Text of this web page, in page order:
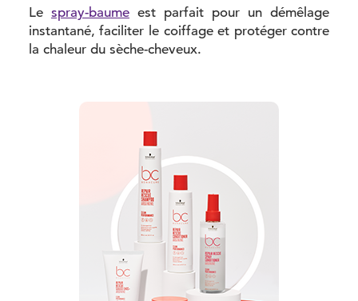
Le spray-baumeest parfait pour un démêlage
instantané, faciliter le coiffage et protéger contre
la chaleur du sèche-cheveux.